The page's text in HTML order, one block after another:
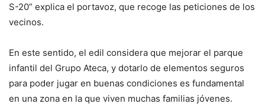
S-20” explica el portavoz, que recoge las peticiones de los
vecinos.
En este sentido, el edil considera que mejorar el parque
infantil del Grupo Ateca, y dotarlo de elementos seguros
para poder jugar en buenas condiciones es fundamental
en una zona en la que viven muchas familias jóvenes.